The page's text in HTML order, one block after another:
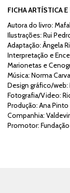
FICHA ARTÍSTICA
Autora do livro:
Ilustrações: Rui
Adaptação: Ângela
Interpretação e
Marionetas e
Música: Norma
Design gráfico/web:
Fotografia/Video:
Produção: Ana Pinto
Companhia:
Promotor: